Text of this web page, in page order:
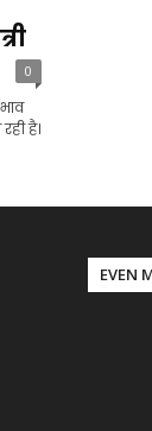
0
है।
EVEN